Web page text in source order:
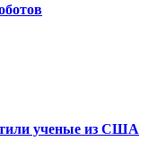
ученые из США